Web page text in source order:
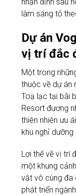
làm sáng tỏ
Dự án
vị trí đắc
Một trong
thuộc về dự án
Toạ lạc tại bãi
Resort đương
thiên nhiên ưu
khu nghỉ
Lợi thế về vị trí
một khung
vật vô cùng đa
phát triển